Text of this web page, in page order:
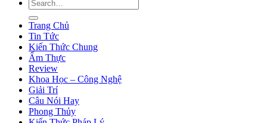
Trang Chủ
Tin Tức
Kiến Thức Chung
Ẩm Thực
Review
Khoa Học – Công Nghệ
Giải Trí
Câu Nói Hay
Phong Thủy